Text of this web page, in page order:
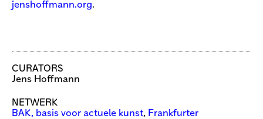
jenshoffmann.org.
CURATORS
Jens Hoffmann
NETWERK
BAK, basis voor actuele kunst, Frankfurter